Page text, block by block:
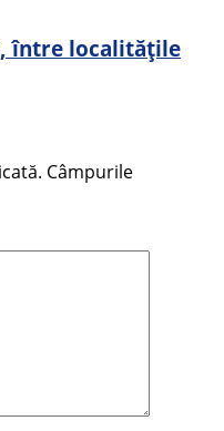
între localitățile
Câmpurile